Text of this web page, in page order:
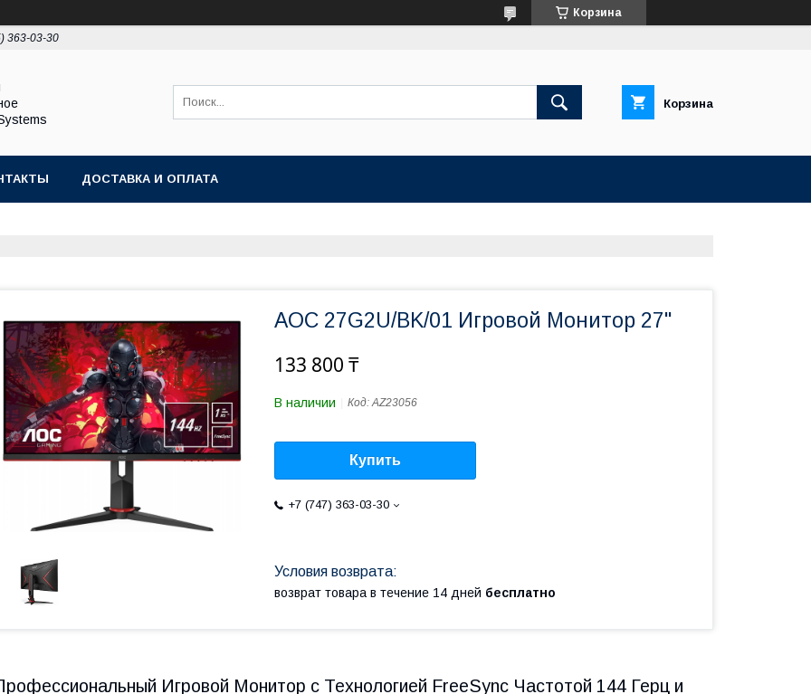
Корзина
363-03-30
Корзина
ДОСТАВКА И ОПЛАТА
AOC 27G2U/BK/01 Игровой Монитор 27"
133 800 ₸
В наличии Код:AZ23056
Купить
+7 (747) 363-03-30
возврат товара в течение 14 дней бесплатно
Игровой Монитор с Технологией FreeSync Частотой 144 Герц и